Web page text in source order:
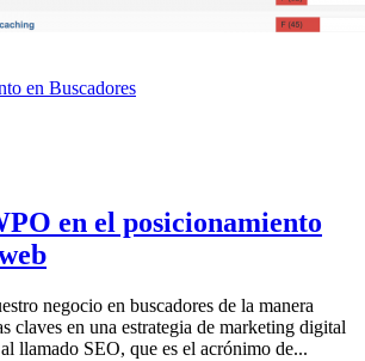
en Buscadores
en el posicionamiento
negocio en buscadores de la manera
claves en una estrategia de marketing digital
llamado SEO, que es el acrónimo de...